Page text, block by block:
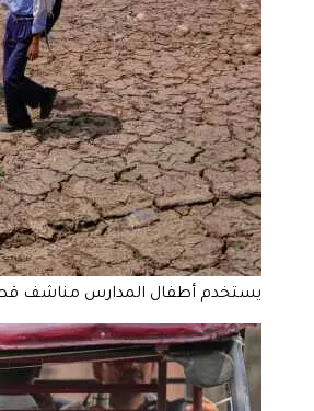
يستخدم أطفال المدارس مناشف قطنية